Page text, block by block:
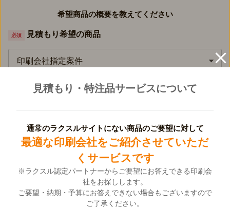
見積もり・特注品サービスについて
通常のラクスルサイトにない商品のご要望に対して
最適な印刷会社をご紹介させていただ
くサービスです
※ラクスル認定パートナーからご要望にお答えできる印刷会
社をお探しします。
ご要望・納期・予算にお答えできない場合もございますので
ご了承ください。
希望商品の概要を教えてください
必須 見積もり希望の商品
印刷会社指定案件
見積もり希望商品の数